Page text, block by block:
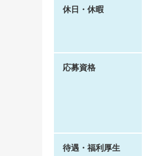
休日・休暇
応募資格
待遇・福利厚生